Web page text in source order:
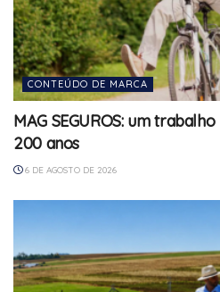
CONTEÚDO DE MARCA
MAG SEGUROS: um
200 anos
6 DE AGOSTO DE 2026